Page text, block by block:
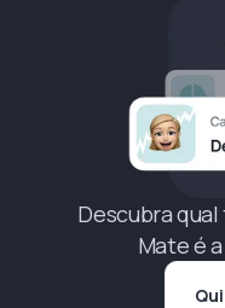
Descubra
Mate é